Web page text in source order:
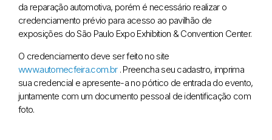
da reparação automotiva, porém é necessário realizar o
credenciamento prévio para acesso ao pavilhão de
exposições do São Paulo Expo Exhibition & Convention Center.
O credenciamento deve ser feito no site
www.automecfeira.com.br. Preencha seu cadastro, imprima
sua credencial e apresente-a no pórtico de entrada do evento,
juntamente com um documento pessoal de identificação com
foto.